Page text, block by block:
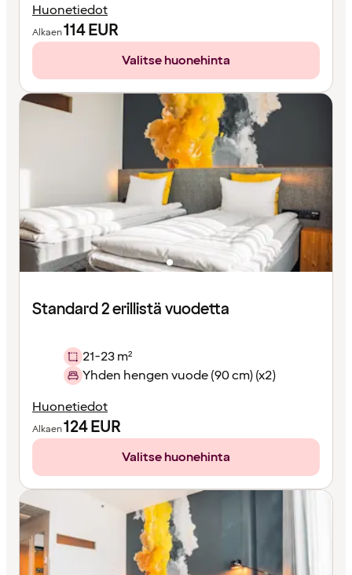
Huonetiedot
Alkaen114EUR
Valitse huonehinta
Standard 2 erillistä vuodetta
21-23 m²
Yhden hengen vuode (90 cm) (x2)
Huonetiedot
Alkaen124EUR
Valitse huonehinta